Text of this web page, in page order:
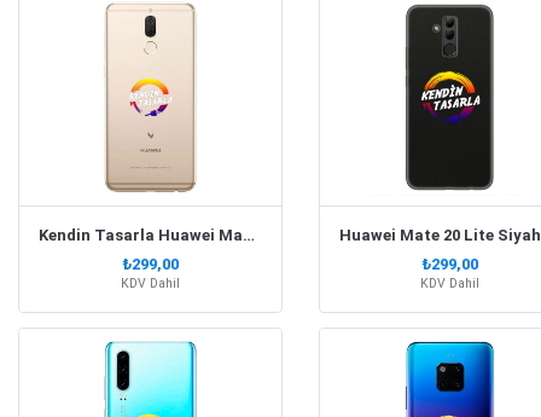
Kendin Tasarla Huawei Mate 10 Lite Telefon Kılıfı
₺299,00
KDV Dahil
₺299,00
KDV Dahil